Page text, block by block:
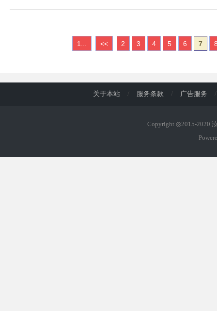
1... << 2 3 4 5 6 7
关于本站 / 服务条款 / 广告服务 /
Copyright ◎2015-2020